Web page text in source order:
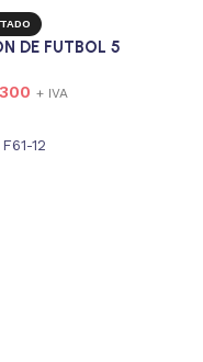
DE FUTBOL 5
+ IVA
F61-12